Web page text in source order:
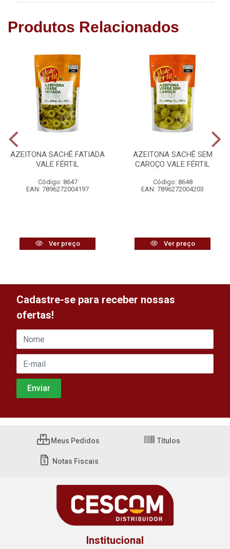
Produtos Relacionados
AZEITONA SACHÊ FATIADA
VALE FÉRTIL
Código: 8647
EAN: 7896272004197
Ver preço
AZEITONA SACHÊ SEM
CAROÇO VALE FÉRTIL
Código: 8648
EAN: 7896272004203
Ver preço
Cadastre-se para receber nossas
ofertas!
Meus Pedidos Títulos
Notas Fiscais
Institucional